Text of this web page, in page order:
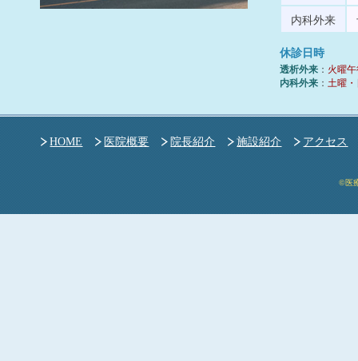
内科外来
休診日時
透析外来 ： 火曜
内科外来 ： 土曜
HOME 医院概要 院長紹介 施設紹介 アクセス
©医